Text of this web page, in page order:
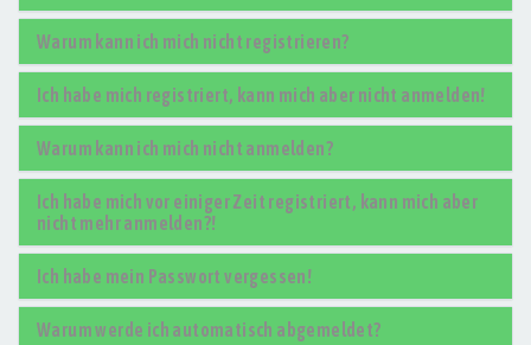
Warum kann ich mich nicht registrieren?
Ich habe mich registriert, kann mich aber nicht anmelden!
Warum kann ich mich nicht anmelden?
Ich habe mich vor einiger Zeit registriert, kann mich aber
nicht mehr anmelden?!
Ich habe mein Passwort vergessen!
Warum werde ich automatisch abgemeldet?